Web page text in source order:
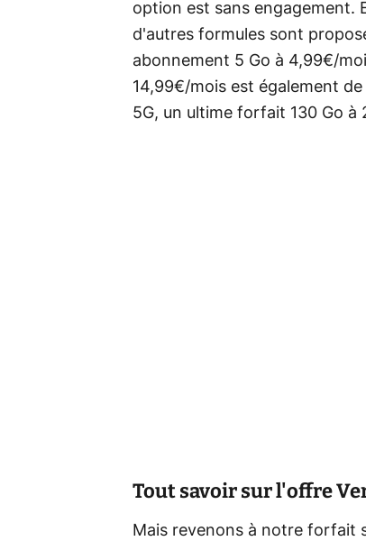
option est sans engagement.
d'autres formules sont
abonnement 5 Go à 4,99€/
14,99€/mois est également
5G, un ultime forfait 130 Go
Tout savoir sur l'offre
Mais revenons à notre forfait